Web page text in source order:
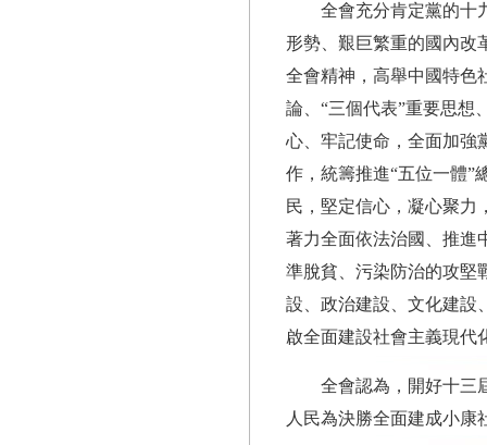
全會充分肯定黨的十
形勢、艱巨繁重的國內改
全會精神，高舉中國特色
論、“三個代表”重要思想
心、牢記使命，全面加強
作，統籌推進“五位一體”
民，堅定信心，凝心聚力
著力全面依法治國、推進
準脫貧、污染防治的攻堅
設、政治建設、文化建設
啟全面建設社會主義現代
全會認為，開好十三
人民為決勝全面建成小